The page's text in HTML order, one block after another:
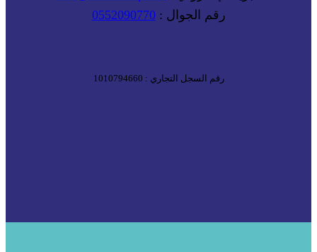
رقم الجوال :0552090770
رقم السجل التجاري : 1010794660